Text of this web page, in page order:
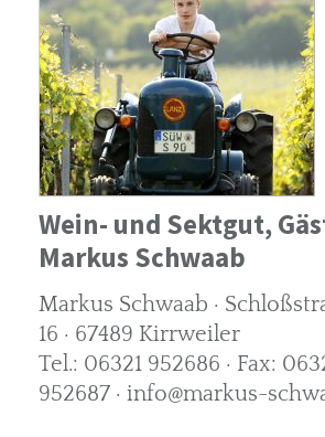
Wein- und Sektgut,
Markus Schwaab
Markus Schwaab ·
16 · 67489 Kirrweiler
Tel.: 06321 952686 · Fax:
952687 · info@markus-